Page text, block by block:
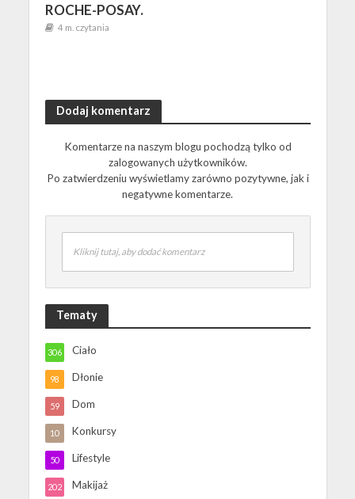
ROCHE-POSAY.
4 m. czytania
Dodaj komentarz
Komentarze na naszym blogu pochodzą tylko od
zalogowanych użytkowników.
Po zatwierdzeniu wyświetlamy zarówno pozytywne, jak i
negatywne komentarze.
Kliknij tutaj, aby dodać komentarz
Tematy
Ciało
306
Dłonie
98
Dom
59
Konkursy
10
Lifestyle
50
Makijaż
202